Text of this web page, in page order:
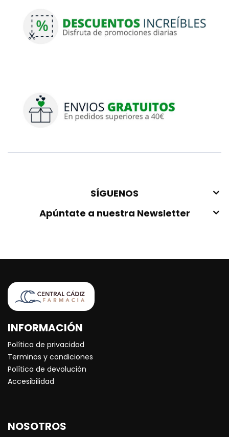
SÍGUENOS
Apúntate a nuestra Newsletter
INFORMACIÓN
Política de privacidad
Terminos y condiciones
Política de devolución
Accesibilidad
NOSOTROS